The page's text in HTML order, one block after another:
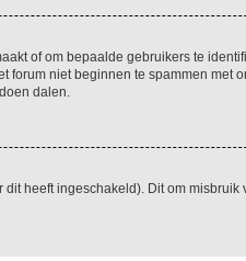
of om bepaalde gebruikers te
niet beginnen te spammen met
dalen.
heeft ingeschakeld). Dit om